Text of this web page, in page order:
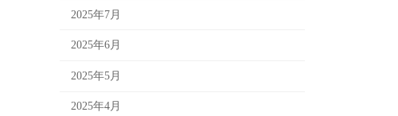
2025年7月
2025年6月
2025年5月
2025年4月